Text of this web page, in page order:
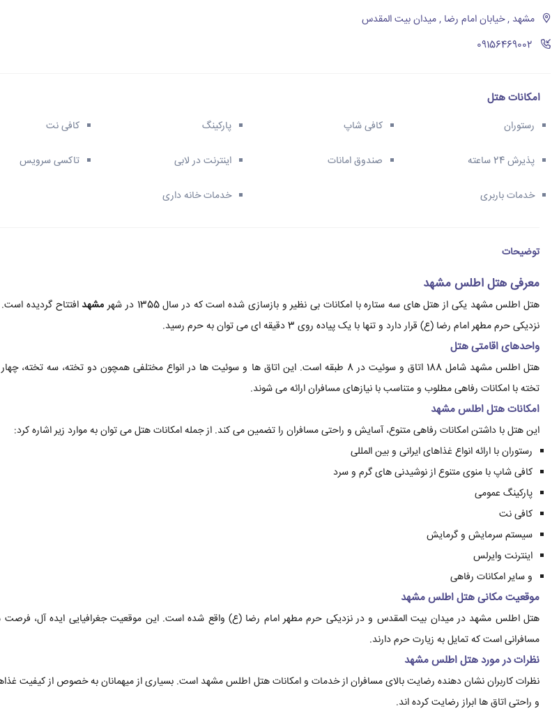
مشهد , خیابان امام رضا , میدان بیت المقدس
‪09156469002‬
امکانات هتل
رستوران کافی شاپ پارکینگ کافی نت
پذیرش 24 ساعته صندوق امانات اینترنت در لابی تاکسی سرویس
خدمات باربری خدمات خانه داری
توضیحات
معرفی هتل اطلس مشهد
هتل اطلس مشهد یکی از هتل های سه ستاره با امکانات بی نظیر و بازسازی شده است که در سال 1355 در شهر مشهدافتتاح گردیده
نزدیکی حرم مطهر امام رضا (ع) قرار دارد و تنها با یک پیاده روی 3 دقیقه ای می توان به حرم رسید.
واحدهای اقامتی هتل
هتل اطلس مشهد شامل 188 اتاق و سوئیت در 8 طبقه است. این اتاق ها و سوئیت ها در انواع مختلفی همچون دو تخته، سه
تخته با امکانات رفاهی مطلوب و متناسب با نیازهای مسافران ارائه می شوند.
امکانات هتل اطلس مشهد
این هتل با داشتن امکانات رفاهی متنوع، آسایش و راحتی مسافران را تضمین می کند. از جمله امکانات هتل می توان به موارد زیر اشاره کرد:
رستوران با ارائه انواع غذاهای ایرانی و بین المللی
کافی شاپ با منوی متنوع از نوشیدنی های گرم و سرد
پارکینگ عمومی
کافی نت
سیستم سرمایش و گرمایش
اینترنت وایرلس
و سایر امکانات رفاهی
موقعیت مکانی هتل اطلس مشهد
هتل اطلس مشهد در میدان بیت المقدس و در نزدیکی حرم مطهر امام رضا (ع) واقع شده است. این موقعیت جغرافیایی ایده آل، فرصت
مسافرانی است که تمایل به زیارت حرم دارند.
نظرات در مورد هتل اطلس مشهد
نظرات کاربران نشان دهنده رضایت بالای مسافران از خدمات و امکانات هتل اطلس مشهد است. بسیاری از میهمانان به خصوص از کیفیت
و راحتی اتاق ها ابراز رضایت کرده اند.